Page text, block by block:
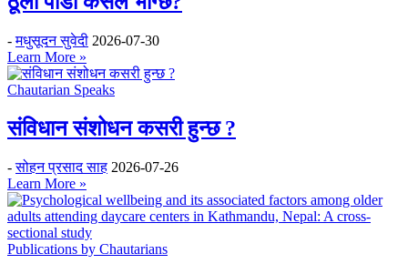
-मधुसूदन सुवेदी 2026-07-30
Learn More »
Chautarian Speaks
संविधान संशोधन कसरी हुन्छ ?
-सोहन प्रसाद साह 2026-07-26
Learn More »
Publications by Chautarians